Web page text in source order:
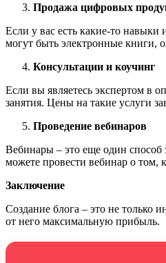
Продажа цифровых
Если у вас есть какие-то
могут быть электронные книги,
Консультации и коучинг
Если вы являетесь экспертом в
занятия. Цены на такие услуги
Проведение вебинаров
Вебинары – это еще один
можете провести вебинар о том,
Заключение
Создание блога – это не только
от него максимальную прибыль.